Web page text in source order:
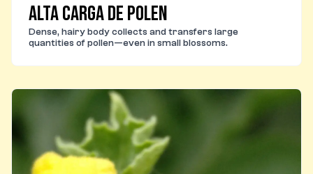
Alta carga de polen
Dense, hairy body collects and transfers large
quantities of pollen—even in small blossoms.